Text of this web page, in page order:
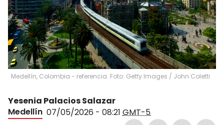
Medellín, Colombia - referencia. Foto: Getty Images / John Coletti
Yesenia Palacios Salazar
Medellín 07/05/2026 - 08:21 GMT-5